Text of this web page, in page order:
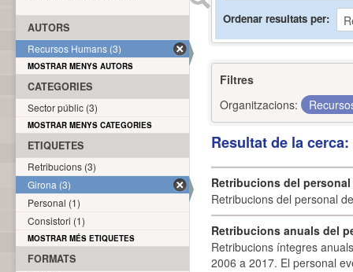
Ordenar resultats per
Filtres
Organitzacions:
Resultat de la
Retribucions del
Retribucions del personal
Retribucions anuals del
Retribucions íntegres
2006 a 2017. El personal
AUTORS
Recursos Humans (3)
MOSTRAR MENYS AUTORS
CATEGORIES
Sector públic (3)
MOSTRAR MENYS CATEGORIES
ETIQUETES
Retribucions (3)
Girona (3)
Personal (1)
Consistori (1)
MOSTRAR MÉS ETIQUETES
FORMATS